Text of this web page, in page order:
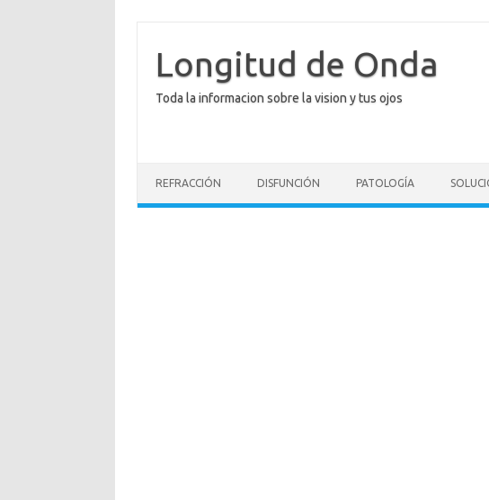
contenido
Longitud de Onda
Toda la informacion sobre la vision y tus ojos
REFRACCIÓN DISFUNCIÓN PATOLOGÍA